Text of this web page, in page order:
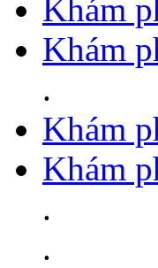
Khám
Khám
.
Khám
Khám
.
.